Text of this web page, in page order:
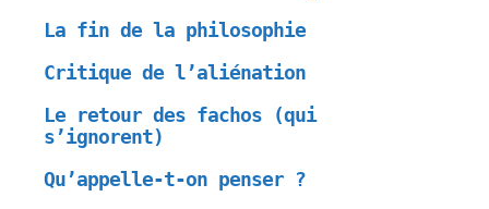
La fin de la philosophie
Critique de l’aliénation
Le retour des fachos (qui
s’ignorent)
Qu’appelle-t-on penser ?